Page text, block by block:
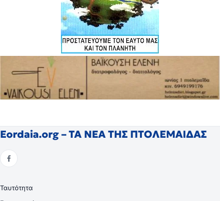
Eordaia.org – ΤΑ ΝΕΑ ΤΗΣ ΠΤΟΛΕΜΑΙΔΑΣ
Ταυτότητα